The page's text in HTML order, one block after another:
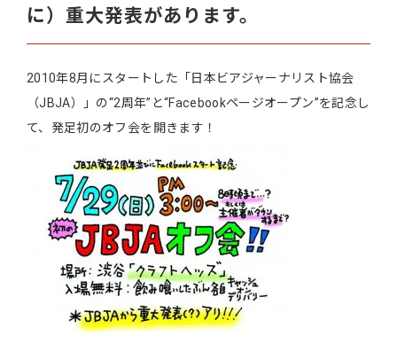
に）重大発表があります。
2010年8月にスタートした「日本ビアジャーナリスト協会
（JBJA）」の“2周年”と“Facebookページオープン”を記念し
て、発足初のオフ会を開きます！